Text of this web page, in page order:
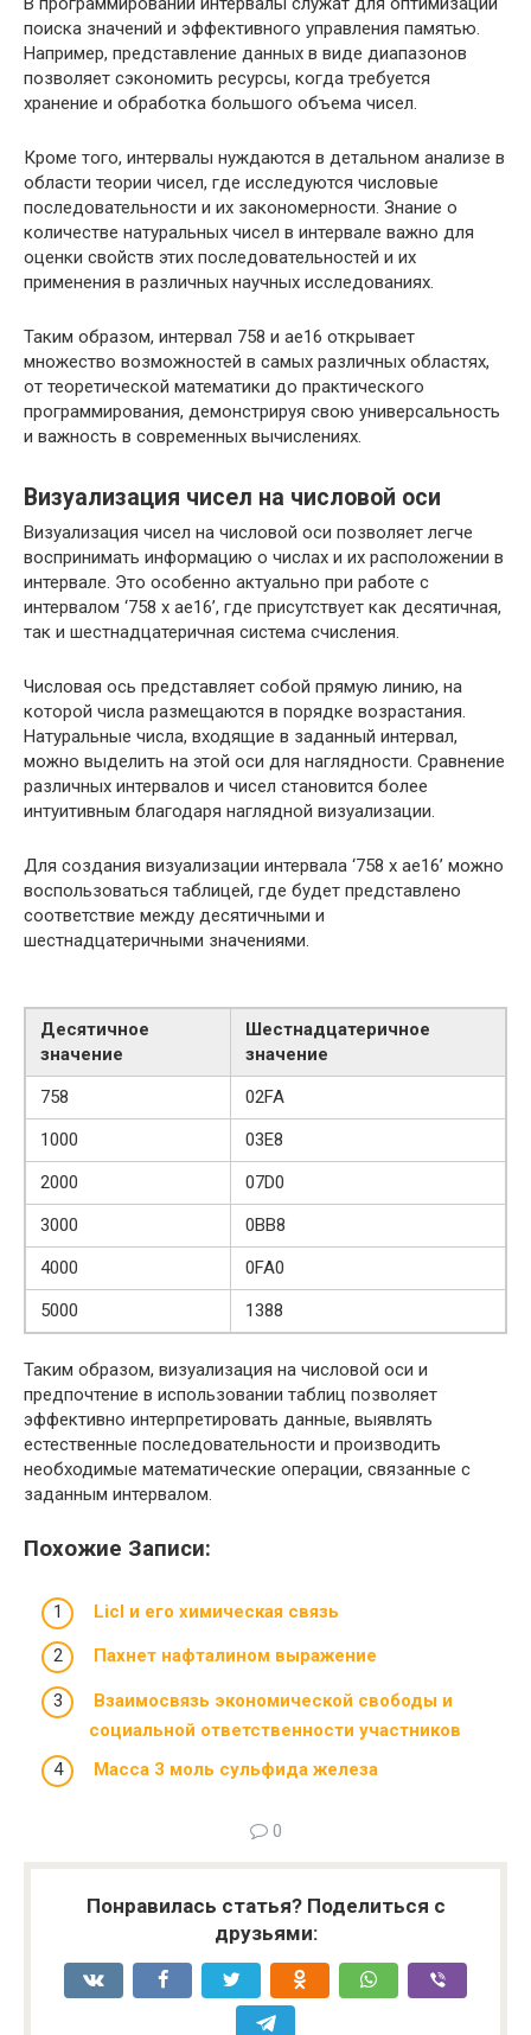
поиска значений и эффективного управления памятью.
Например, представление данных в виде диапазонов
позволяет сэкономить ресурсы, когда требуется
хранение и обработка большого объема чисел.
Кроме того, интервалы нуждаются в детальном анализе в
области теории чисел, где исследуются числовые
последовательности и их закономерности. Знание о
количестве натуральных чисел в интервале важно для
оценки свойств этих последовательностей и их
применения в различных научных исследованиях.
Таким образом, интервал 758 и ae16 открывает
множество возможностей в самых различных областях,
от теоретической математики до практического
программирования, демонстрируя свою универсальность
и важность в современных вычислениях.
Визуализация чисел на числовой оси
Визуализация чисел на числовой оси позволяет легче
воспринимать информацию о числах и их расположении в
интервале. Это особенно актуально при работе с
интервалом ‘758 x ae16’, где присутствует как десятичная,
так и шестнадцатеричная система счисления.
Числовая ось представляет собой прямую линию, на
которой числа размещаются в порядке возрастания.
Натуральные числа, входящие в заданный интервал,
можно выделить на этой оси для наглядности. Сравнение
различных интервалов и чисел становится более
интуитивным благодаря наглядной визуализации.
Для создания визуализации интервала ‘758 x ae16’ можно
воспользоваться таблицей, где будет представлено
соответствие между десятичными и
шестнадцатеричными значениями.
Десятичное
значение
Шестнадцатеричное
значение
758
02FA
1000
03E8
2000
07D0
3000
0BB8
4000
0FA0
5000
1388
Таким образом, визуализация на числовой оси и
предпочтение в использовании таблиц позволяет
эффективно интерпретировать данные, выявлять
естественные последовательности и производить
необходимые математические операции, связанные с
заданным интервалом.
Похожие Записи:
Licl и его химическая связь
Пахнет нафталином выражение
Взаимосвязь экономической свободы и
социальной ответственности участников
Масса 3 моль сульфида железа
0
Понравилась статья? Поделиться с
друзьями: